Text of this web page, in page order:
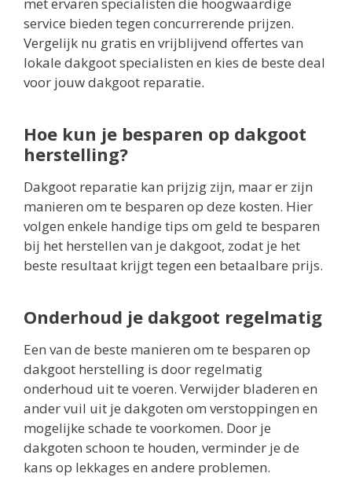
service bieden tegen concurrerende prijzen.
Vergelijk nu gratis en vrijblijvend offertes van
lokale dakgoot specialisten en kies de beste deal
voor jouw dakgoot reparatie.
Hoe kun je besparen op dakgoot
herstelling?
Dakgoot reparatie kan prijzig zijn, maar er zijn
manieren om te besparen op deze kosten. Hier
volgen enkele handige tips om geld te besparen
bij het herstellen van je dakgoot, zodat je het
beste resultaat krijgt tegen een betaalbare prijs.
Onderhoud je dakgoot regelmatig
Een van de beste manieren om te besparen op
dakgoot herstelling is door regelmatig
onderhoud uit te voeren. Verwijder bladeren en
ander vuil uit je dakgoten om verstoppingen en
mogelijke schade te voorkomen. Door je
dakgoten schoon te houden, verminder je de
kans op lekkages en andere problemen.